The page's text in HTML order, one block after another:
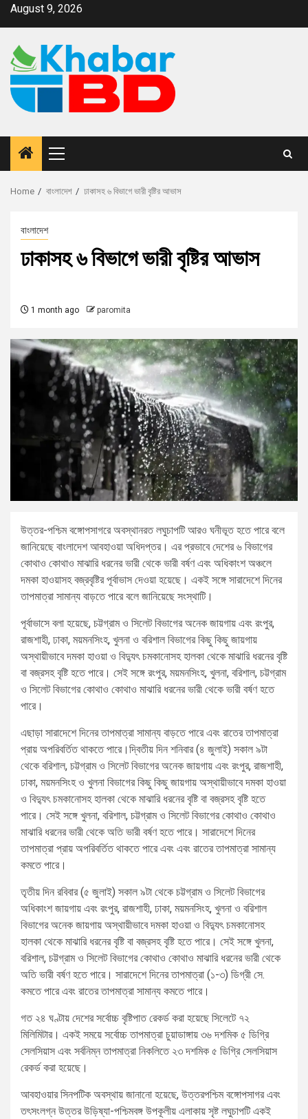
August 9, 2026
Home বাংলাদেশ ঢাকাসহ ৬ বিভাগে ভারী বৃষ্টির আভাস
বাংলাদেশ
ঢাকাসহ ৬ বিভাগে ভারী বৃষ্টির আভাস
1 month ago paromita
উত্তর-পশ্চিম বঙ্গোপসাগরে অবস্থানরত লঘুচাপটি আরও ঘনীভূত হতে পারে বলে
জানিয়েছে বাংলাদেশ আবহাওয়া অধিদপ্তর। এর প্রভাবে দেশের ৬ বিভাগের
কোথাও কোথাও মাঝারি ধরনের ভারী থেকে ভারী বর্ষণ এবং অধিকাংশ অঞ্চলে
দমকা হাওয়াসহ বজ্রবৃষ্টির পূর্বাভাস দেওয়া হয়েছে। একই সঙ্গে সারাদেশে দিনের
তাপমাত্রা সামান্য বাড়তে পারে বলে জানিয়েছে সংস্থাটি।
পূর্বাভাসে বলা হয়েছে, চট্টগ্রাম ও সিলেট বিভাগের অনেক জায়গায় এবং রংপুর,
রাজশাহী, ঢাকা, ময়মনসিংহ, খুলনা ও বরিশাল বিভাগের কিছু কিছু জায়গায়
অস্থায়ীভাবে দমকা হাওয়া ও বিদ্যুৎ চমকানোসহ হালকা থেকে মাঝারি ধরনের বৃষ্টি
বা বজ্রসহ বৃষ্টি হতে পারে। সেই সঙ্গে রংপুর, ময়মনসিংহ, খুলনা, বরিশাল, চট্টগ্রাম
ও সিলেট বিভাগের কোথাও কোথাও মাঝারি ধরনের ভারী থেকে ভারী বর্ষণ হতে
পারে।
এছাড়া সারাদেশে দিনের তাপমাত্রা সামান্য বাড়তে পারে এবং রাতের তাপমাত্রা
প্রায় অপরিবর্তিত থাকতে পারে।দ্বিতীয় দিন শনিবার (৪ জুলাই) সকাল ৯টা
থেকে বরিশাল, চট্টগ্রাম ও সিলেট বিভাগের অনেক জায়গায় এবং রংপুর, রাজশাহী,
ঢাকা, ময়মনসিংহ ও খুলনা বিভাগের কিছু কিছু জায়গায় অস্থায়ীভাবে দমকা হাওয়া
ও বিদ্যুৎ চমকানোসহ হালকা থেকে মাঝারি ধরনের বৃষ্টি বা বজ্রসহ বৃষ্টি হতে
পারে। সেই সঙ্গে খুলনা, বরিশাল, চট্টগ্রাম ও সিলেট বিভাগের কোথাও কোথাও
মাঝারি ধরনের ভারী থেকে অতি ভারী বর্ষণ হতে পারে। সারাদেশে দিনের
তাপমাত্রা প্রায় অপরিবর্তিত থাকতে পারে এবং এবং রাতের তাপমাত্রা সামান্য
কমতে পারে।
তৃতীয় দিন রবিবার (৫ জুলাই) সকাল ৯টা থেকে চট্টগ্রাম ও সিলেট বিভাগের
অধিকাংশ জায়গায় এবং রংপুর, রাজশাহী, ঢাকা, ময়মনসিংহ, খুলনা ও বরিশাল
বিভাগের অনেক জায়গায় অস্থায়ীভাবে দমকা হাওয়া ও বিদ্যুৎ চমকানোসহ
হালকা থেকে মাঝারি ধরনের বৃষ্টি বা বজ্রসহ বৃষ্টি হতে পারে। সেই সঙ্গে খুলনা,
বরিশাল, চট্টগ্রাম ও সিলেট বিভাগের কোথাও কোথাও মাঝারি ধরনের ভারী থেকে
অতি ভারী বর্ষণ হতে পারে। সারাদেশে দিনের তাপমাত্রা (১-৩) ডিগ্রী সে.
কমতে পারে এবং রাতের তাপমাত্রা সামান্য কমতে পারে।
গত ২৪ ঘণ্টায় দেশের সর্বোচ্চ বৃষ্টিপাত রেকর্ড করা হয়েছে সিলেটে ৭২
মিলিমিটার। একই সময়ে সর্বোচ্চ তাপমাত্রা চুয়াডাঙ্গায় ৩৬ দশমিক ৫ ডিগ্রি
সেলসিয়াস এবং সর্বনিম্ন তাপমাত্রা নিকলিতে ২৩ দশমিক ৫ ডিগ্রি সেলসিয়াস
রেকর্ড করা হয়েছে।
আবহাওয়ার সিনপটিক অবস্থায় জানানো হয়েছে, উত্তরপশ্চিম বঙ্গোপসাগর এবং
তৎসংলগ্ন উত্তর উড়িষ্যা-পশ্চিমবঙ্গ উপকূলীয় এলাকায় সৃষ্ট লঘুচাপটি একই